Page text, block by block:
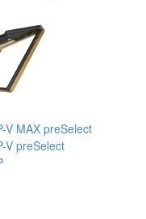
V MAX preSelect
V preSelect